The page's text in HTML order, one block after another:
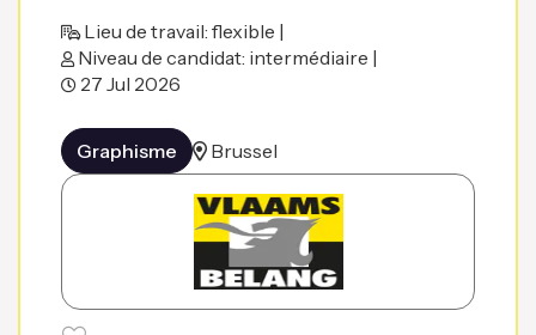
Lieu de travail: flexible |
Niveau de candidat: intermédiaire |
27 Jul 2026
Graphisme Brussel